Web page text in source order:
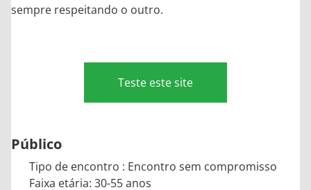
sempre respeitando o outro.
Público
Tipo de encontro : Encontro sem compromisso
Faixa etária: 30-55 anos
Teste este site